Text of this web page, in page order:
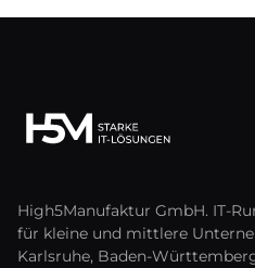
High5Manufaktur GmbH. IT-
für kleine und mittlere
Karlsruhe, Baden-